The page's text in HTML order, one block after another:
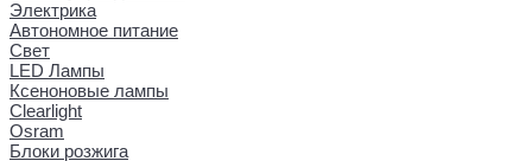
Электрика
Автономное питание
Свет
LED Лампы
Ксеноновые лампы
Clearlight
Osram
Блоки розжига